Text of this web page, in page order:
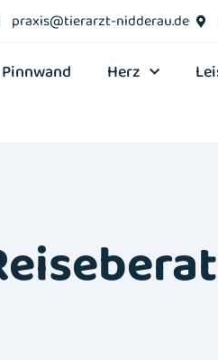
praxis@tierarzt-nidderau.de
Pinnwand Herz